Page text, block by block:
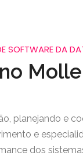
SOFTWARE DA
planejando e
e
dos